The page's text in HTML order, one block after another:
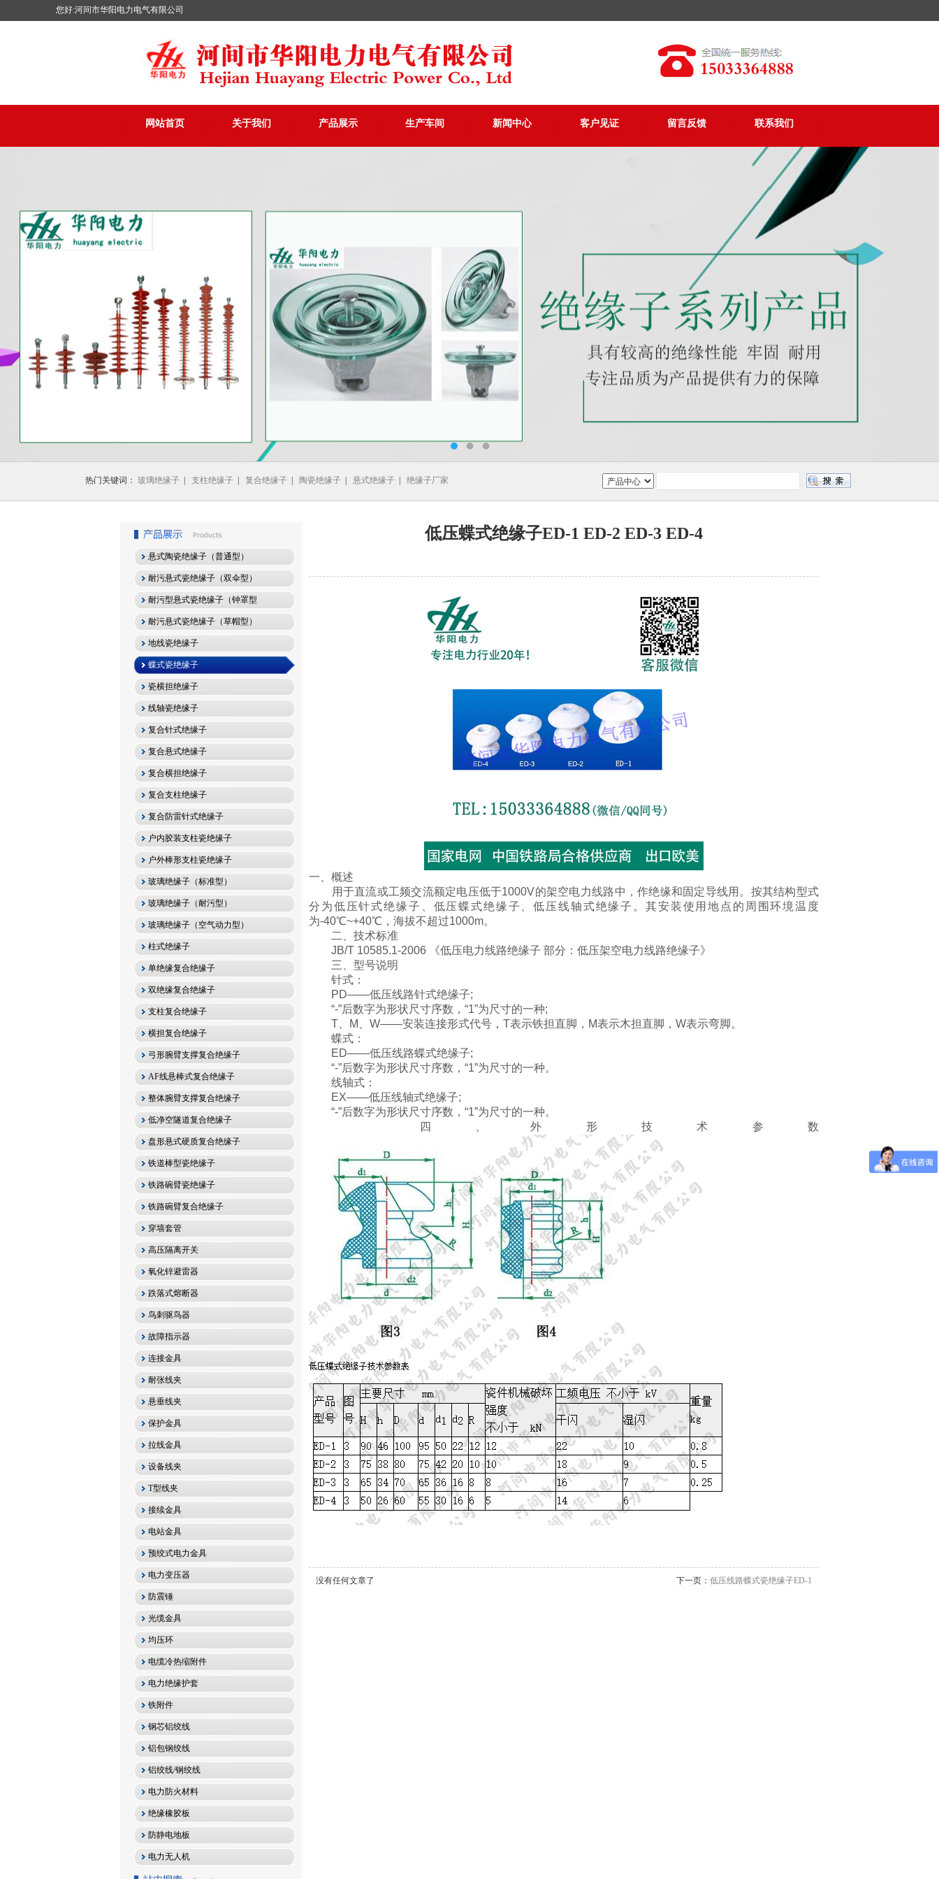
您好:河间市华阳电力电气有限公司
网站首页 关于我们 产品展示 生产车间 新闻中心 客户见证 留言反馈 联系我们
1 2 3
热门关键词： 玻璃绝缘子 支柱绝缘子 复合绝缘子 陶瓷绝缘子 悬式绝缘子 绝缘子厂家
悬式陶瓷绝缘子（普通型）
耐污悬式瓷绝缘子（双伞型）
耐污型悬式瓷绝缘子（钟罩型
耐污悬式瓷绝缘子（草帽型）
地线瓷绝缘子
蝶式瓷绝缘子
瓷横担绝缘子
线轴瓷绝缘子
复合针式绝缘子
复合悬式绝缘子
复合横担绝缘子
复合支柱绝缘子
复合防雷针式绝缘子
户内胶装支柱瓷绝缘子
户外棒形支柱瓷绝缘子
玻璃绝缘子（标准型）
玻璃绝缘子（耐污型）
玻璃绝缘子（空气动力型）
柱式绝缘子
单绝缘复合绝缘子
双绝缘复合绝缘子
支柱复合绝缘子
横担复合绝缘子
弓形腕臂支撑复合绝缘子
AF线悬棒式复合绝缘子
整体腕臂支撑复合绝缘子
低净空隧道复合绝缘子
盘形悬式硬质复合绝缘子
铁道棒型瓷绝缘子
铁路碗臂瓷绝缘子
铁路碗臂复合绝缘子
穿墙套管
高压隔离开关
氧化锌避雷器
跌落式熔断器
鸟刺驱鸟器
故障指示器
连接金具
耐张线夹
悬垂线夹
保护金具
拉线金具
设备线夹
T型线夹
接续金具
电站金具
预绞式电力金具
电力变压器
防震锤
光缆金具
均压环
电缆冷热缩附件
电力绝缘护套
铁附件
钢芯铝绞线
铝包钢绞线
铝绞线/钢绞线
电力防火材料
绝缘橡胶板
防静电地板
电力无人机
低压蝶式绝缘子ED-1 ED-2 ED-3 ED-4
一、概述
用于直流或工频交流额定电压低于1000V的架空电力线路中，作绝缘和固定导线用。按其结构型式
分为低压针式绝缘子、低压蝶式绝缘子、低压线轴式绝缘子。其安装使用地点的周围环境温度
为-40℃~+40℃，海拔不超过1000m。
二、技术标准
JB/T 10585.1-2006 《低压电力线路绝缘子 部分：低压架空电力线路绝缘子》
三、型号说明
针式：
PD——低压线路针式绝缘子;
“-”后数字为形状尺寸序数，“1”为尺寸的一种;
T、M、W——安装连接形式代号，T表示铁担直脚，M表示木担直脚，W表示弯脚。
蝶式：
ED——低压线路蝶式绝缘子;
“-”后数字为形状尺寸序数，“1”为尺寸的一种。
线轴式：
EX——低压线轴式绝缘子;
“-”后数字为形状尺寸序数，“1”为尺寸的一种。
四、外形技术参数
没有任何文章了 下一页： 低压线路蝶式瓷绝缘子ED-1